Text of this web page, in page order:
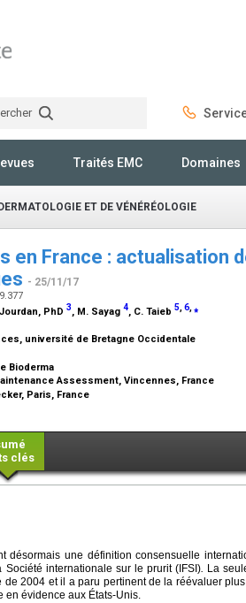
Traités EMC Domaines
ET DE VÉNÉRÉOLOGIE
en France : actualisation
- 25/11/17
PhD 3, M. Sayag 4, C. Taieb 5 6 ⁎
université de Bretagne Occidentale
Bioderma
Assessment, Vincennes, France
Paris, France
clés
désormais une définition consensuelle
Société internationale sur le prurit (IFSI). La
2004 et il a paru pertinent de la réévaluer
en évidence aux États-Unis.